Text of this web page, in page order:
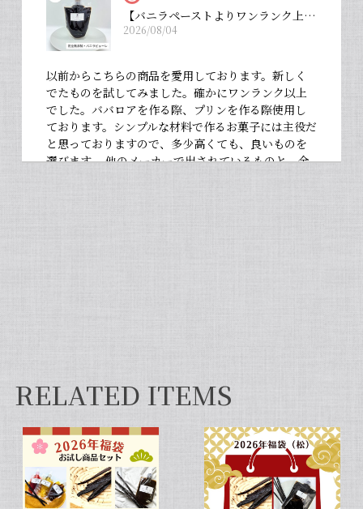
【バニラペーストよりワンランク上の天然の香り】【揮発成分が無いため加熱しても香りが揮発しない優れもの！】完全無添加・バニラピューレ（内容量：中サイズ 200 g）
2026/08/04
以前からこちらの商品を愛用しております。新しく
でたものを試してみました。確かにワンランク以上
でした。ババロアを作る際、プリンを作る際使用し
ております。シンプルな材料で作るお菓子には主役だ
と思っておりますので、多少高くても、良いものを
選びます。 他のメーカーで出されているものと、全
セット タヒチ種 + ブルボン種 10本 サイズだけ訳あり バニラビーンズ VANILLA VILLAGE
2026/01/28
RELATED ITEMS